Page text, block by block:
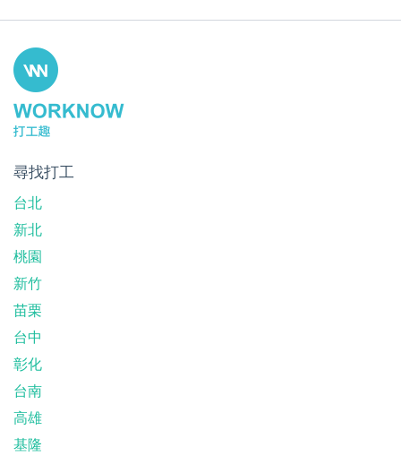
尋找打工
台北
新北
桃園
新竹
苗栗
台中
彰化
台南
高雄
基隆